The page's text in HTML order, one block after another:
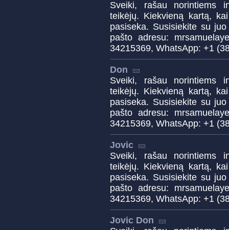
Sveiki, rašau norintiems
teikėjų. Kiekvieną kartą,
pasiseka. Susisiekite su
pašto adresu:
34215369, WhatsApp: +1
Don
Sveiki, rašau norintiems
teikėjų. Kiekvieną kartą,
pasiseka. Susisiekite su
pašto adresu:
34215369, WhatsApp: +1
Jovic
Sveiki, rašau norintiems
teikėjų. Kiekvieną kartą,
pasiseka. Susisiekite su
pašto adresu:
34215369, WhatsApp: +1
Jovic Don